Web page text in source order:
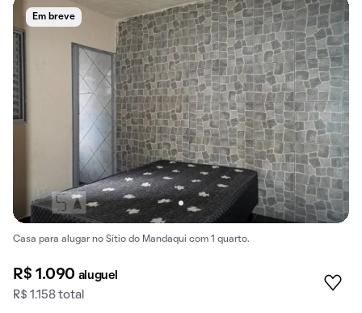
Em breve
Casa para alugar no Sítio do Mandaqui com 1 quarto.
R$ 1.090 aluguel
R$ 1.158 total